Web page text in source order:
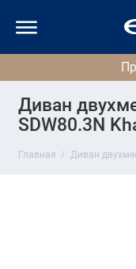
Диван
SDW80.3N
Главная Диван